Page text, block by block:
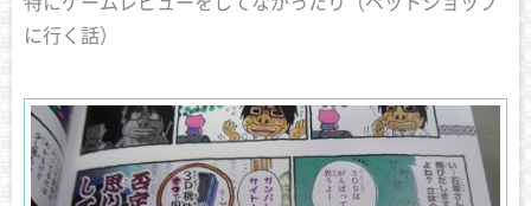
に行く話）